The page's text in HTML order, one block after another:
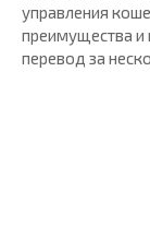
управления
преимущества и
перевод за